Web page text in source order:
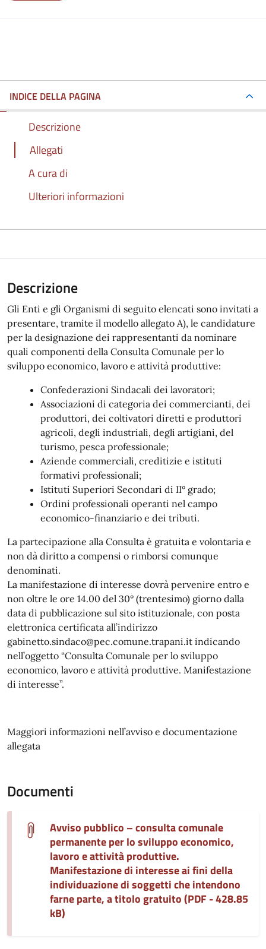
INDICE DELLA PAGINA
Descrizione
Allegati
A cura di
Ulteriori informazioni
Descrizione
Gli Enti e gli Organismi di seguito elencati sono invitati a
presentare, tramite il modello allegato A), le candidature
per la designazione dei rappresentanti da nominare
quali componenti della Consulta Comunale per lo
sviluppo economico, lavoro e attività produttive:
Confederazioni Sindacali dei lavoratori;
Associazioni di categoria dei commercianti, dei
produttori, dei coltivatori diretti e produttori
agricoli, degli industriali, degli artigiani, del
turismo, pesca professionale;
Aziende commerciali, creditizie e istituti
formativi professionali;
Istituti Superiori Secondari di II° grado;
Ordini professionali operanti nel campo
economico-finanziario e dei tributi.
La partecipazione alla Consulta è gratuita e volontaria e
non dà diritto a compensi o rimborsi comunque
denominati.
La manifestazione di interesse dovrà pervenire entro e
non oltre le ore 14.00 del 30° (trentesimo) giorno dalla
data di pubblicazione sul sito istituzionale, con posta
elettronica certificata all’indirizzo
gabinetto.sindaco@pec.comune.trapani.it indicando
nell’oggetto “Consulta Comunale per lo sviluppo
economico, lavoro e attività produttive. Manifestazione
di interesse”.
Maggiori informazioni nell’avviso e documentazione
allegata
Documenti
Avviso pubblico – consulta comunale
permanente per lo sviluppo economico,
lavoro e attività produttive.
Manifestazione di interesse ai fini della
individuazione di soggetti che intendono
farne parte, a titolo gratuito (PDF - 428.85
kB)